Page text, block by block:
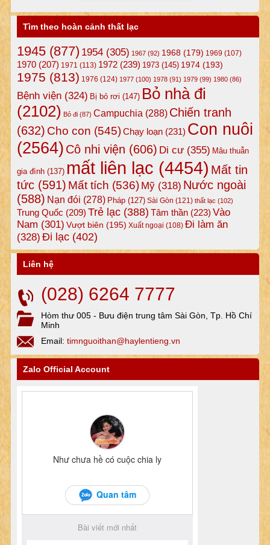
Tìm theo hoàn cảnh thất lạc
1945(877) 1954(305) 1967(92) 1968(179) 1969 (107)
1970(207) 1971 (113) 1972(239) 1973(145) 1974(193)
1975 (813) 1976 (124) 1977(100) 1978(91) 1979(99) 1980(86)
Bệnh viện(324) Bị bỏ rơi (147) Bỏ nhà đi
(2102) Bỏ đi(87) Campuchia (288) Chiến tranh
(632) Cho con (545)Chạy loạn(231) Con nuôi
(2564) Cô nhi viện (606) Di cư(355) Mâu thuẫn
gia đình(137) mất liên lạc (4454) Mất tin
tức(591) Mất tích (536) Mỹ(318) Nước ngoài
(588) Nạn đói (278) Pháp(127) Sài Gòn (121) thất lạc (102)
Trung Quốc (209) Trẻ lạc(388) Tâm thần(223) Vào
Nam (301) Vượt biên (195) Xuất ngoại (108) Đi làm ăn
(328) Đi lạc(402)
Liên hệ
(028) 6264 7777
Hòm thư 005 - Bưu điện trung tâm Sài Gòn, Tp. Hồ Chí
Minh
Email: timnguoithan@haylentieng.vn
Zalo Official Account